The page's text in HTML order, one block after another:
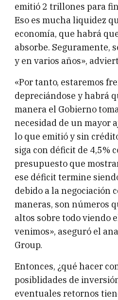
emitió 2 trillones para
Eso es mucha liquidez
economía, que habrá
absorbe. Seguramente,
y en varios años»,
«Por tanto, estaremos
depreciándose y habrá
manera el Gobierno
necesidad de un mayor
lo que emitió y sin
siga con déficit de 4,5%
presupuesto que
ese déficit termine
debido a la negociación
maneras, son números
altos sobre todo viendo
venimos», aseguró el
Group.
Entonces, ¿qué hacer
posiblidades de
eventuales retornos